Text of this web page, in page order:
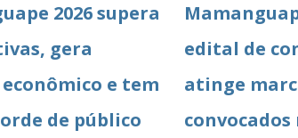
2026 supera
gera
e tem
de público
edital de
atinge